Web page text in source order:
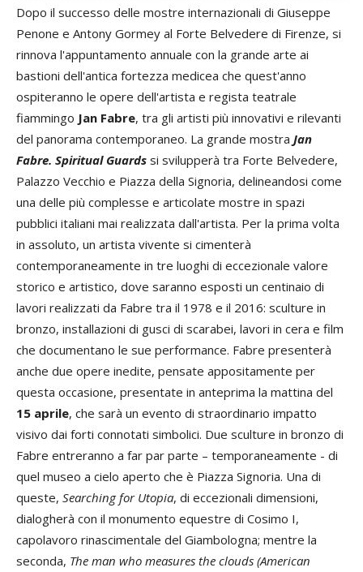
Dopo il successo delle mostre internazionali di Giuseppe
Penone e Antony Gormey al Forte Belvedere di Firenze, si
rinnova l'appuntamento annuale con la grande arte ai
bastioni dell'antica fortezza medicea che quest'anno
ospiteranno le opere dell'artista e regista teatrale
fiammingo Jan Fabre, tra gli artisti più innovativi e rilevanti
del panorama contemporaneo. La grande mostra Jan
Fabre. Spiritual Guards si svilupperà tra Forte Belvedere,
Palazzo Vecchio e Piazza della Signoria, delineandosi come
una delle più complesse e articolate mostre in spazi
pubblici italiani mai realizzata dall'artista. Per la prima volta
in assoluto, un artista vivente si cimenterà
contemporaneamente in tre luoghi di eccezionale valore
storico e artistico, dove saranno esposti un centinaio di
lavori realizzati da Fabre tra il 1978 e il 2016: sculture in
bronzo, installazioni di gusci di scarabei, lavori in cera e film
che documentano le sue performance. Fabre presenterà
anche due opere inedite, pensate appositamente per
questa occasione, presentate in anteprima la mattina del
15 aprile, che sarà un evento di straordinario impatto
visivo dai forti connotati simbolici. Due sculture in bronzo di
Fabre entreranno a far par parte – temporaneamente - di
quel museo a cielo aperto che è Piazza Signoria. Una di
queste, Searching for Utopia, di eccezionali dimensioni,
dialogherà con il monumento equestre di Cosimo I,
capolavoro rinascimentale del Giambologna; mentre la
seconda, The man who measures the clouds (American